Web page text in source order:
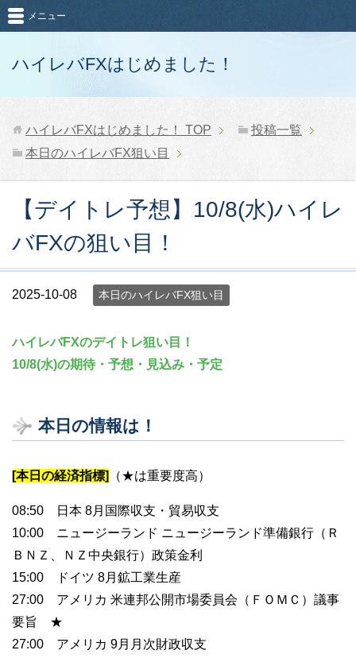
ハイレバFXはじめました！
メニュー
ハイレバFXはじめました！ TOP
投稿一覧
本日のハイレバFX狙い目
【デイトレ予想】10/8(水)ハイレ
バFXの狙い目！
2025-10-08 本日のハイレバFX狙い目
ハイレバFXのデイトレ狙い目！
10/8(水)の期待・予想・見込み・予定
本日の情報は！
[本日の経済指標] （★は重要度高）
08:50 日本 8月国際収支・貿易収支
10:00 ニュージーランド ニュージーランド準備銀行（Ｒ
ＢＮＺ、ＮＺ中央銀行）政策金利
15:00 ドイツ 8月鉱工業生産
27:00 アメリカ 米連邦公開市場委員会（ＦＯＭＣ）議事
要旨 ★
27:00 アメリカ 9月月次財政収支